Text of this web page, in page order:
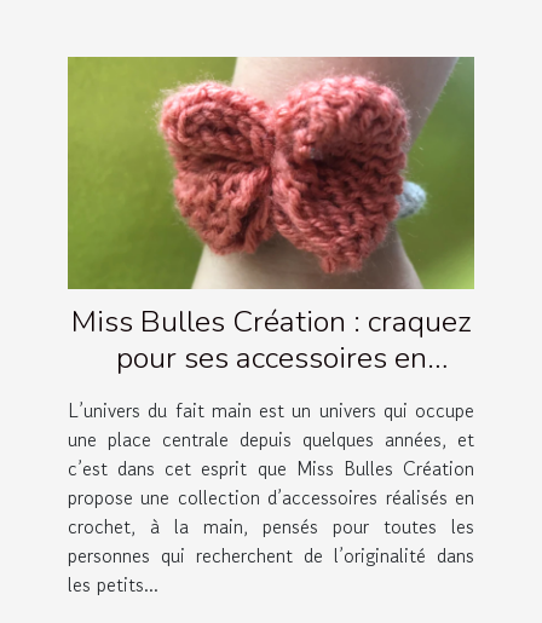
Miss Bulles Création : craquez
pour ses accessoires en
crochet artisanaux !
L’univers du fait main est un univers qui occupe
une place centrale depuis quelques années, et
c’est dans cet esprit que Miss Bulles Création
propose une collection d’accessoires réalisés en
crochet, à la main, pensés pour toutes les
personnes qui recherchent de l’originalité dans
les petits...